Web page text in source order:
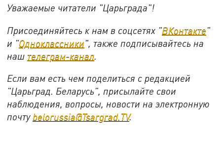
Уважаемые читатели "Царьграда"!
Присоединяйтесь к нам в соцсетях "ВКонтакте"
и "Одноклассники", также подписывайтесь на
наш телеграм-канал
Если вам есть чем поделиться с редакцией
"Царьград. Беларусь", присылайте свои
наблюдения, вопросы, новости на электронную
почту belorussia@Tsargrad.TV.